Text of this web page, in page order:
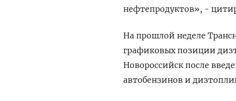
нефтепродуктов», -
На прошлой неделе
графиковых позиции
Новороссийск после
автобензинов и